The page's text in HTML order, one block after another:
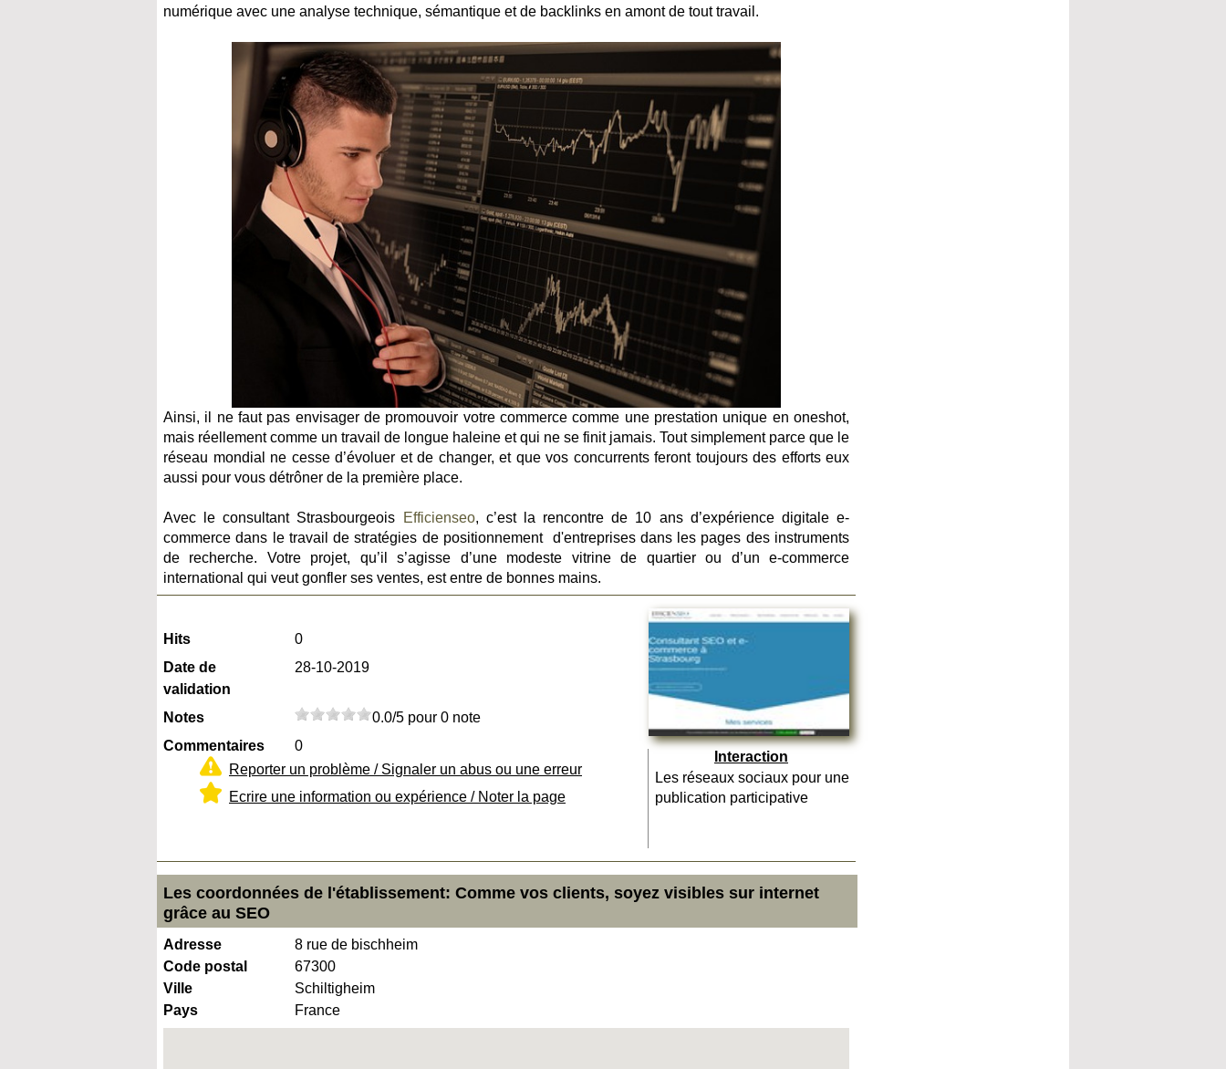
numérique avec une analyse technique, sémantique et de backlinks en amont de tout travail.
Ainsi, il ne faut pas envisager de promouvoir votre commerce comme une prestation unique en oneshot,
mais réellement comme un travail de longue haleine et qui ne se finit jamais. Tout simplement parce que le
réseau mondial ne cesse d’évoluer et de changer, et que vos concurrents feront toujours des efforts eux
aussi pour vous détrôner de la première place.
Avec le consultant Strasbourgeois Efficienseo, c’est la rencontre de 10 ans d’expérience digitale e-
commerce dans le travail de stratégies de positionnement d'entreprises dans les pages des instruments
de recherche. Votre projet, qu’il s’agisse d’une modeste vitrine de quartier ou d’un e-commerce
international qui veut gonfler ses ventes, est entre de bonnes mains.
Hits
0
Date de
validation
28-10-2019
Notes
0.0/5 pour 0 note
Commentaires
0
Reporter un problème / Signaler un abus ou une erreur
Ecrire une information ou expérience / Noter la page
Interaction
Les réseaux sociaux pour une
publication participative
Les coordonnées de l'établissement: Comme vos clients, soyez visibles sur internet
grâce au SEO
Adresse
8 rue de bischheim
Code postal
67300
Ville
Schiltigheim
Pays
France